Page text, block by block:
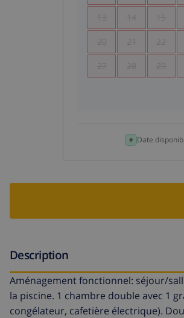
13 14 15
20 21 22
27 28 29
Date
Description
Aménagement fonctionnel: séjour/
la piscine. 1 chambre double avec 1
congélateur, cafetière électrique).